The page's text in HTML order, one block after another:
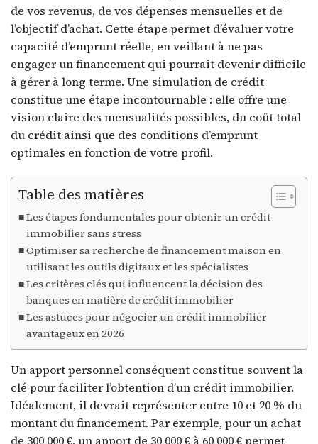
de vos revenus, de vos dépenses mensuelles et de
l’objectif d’achat. Cette étape permet d’évaluer votre
capacité d’emprunt réelle, en veillant à ne pas
engager un financement qui pourrait devenir difficile
à gérer à long terme. Une simulation de crédit
constitue une étape incontournable : elle offre une
vision claire des mensualités possibles, du coût total
du crédit ainsi que des conditions d’emprunt
optimales en fonction de votre profil.
Table des matières
Les étapes fondamentales pour obtenir un crédit
immobilier sans stress
Optimiser sa recherche de financement maison en
utilisant les outils digitaux et les spécialistes
Les critères clés qui influencent la décision des
banques en matière de crédit immobilier
Les astuces pour négocier un crédit immobilier
avantageux en 2026
Un apport personnel conséquent constitue souvent la
clé pour faciliter l’obtention d’un crédit immobilier.
Idéalement, il devrait représenter entre 10 et 20 % du
montant du financement. Par exemple, pour un achat
de 300 000 €, un apport de 30 000 € à 60 000 € permet